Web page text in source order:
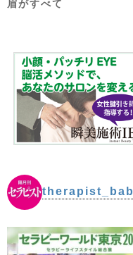
眉がすべて
therapist_bab